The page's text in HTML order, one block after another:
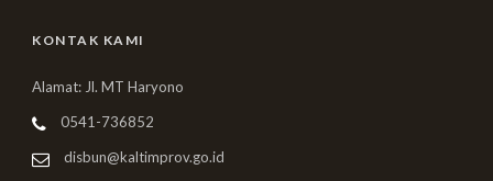
KONTAK KAMI
Alamat: Jl. MT Haryono
0541-736852
disbun@kaltimprov.go.id